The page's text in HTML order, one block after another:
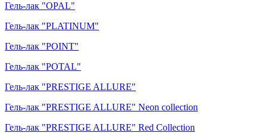
Гель-лак "OPAL"
Гель-лак "PLATINUM"
Гель-лак "POINT"
Гель-лак "POTAL"
Гель-лак "PRESTIGE ALLURE"
Гель-лак "PRESTIGE ALLURE" Neon collection
Гель-лак "PRESTIGE ALLURE" Red Collection